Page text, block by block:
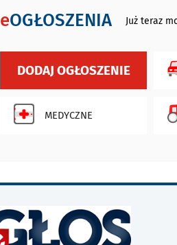
eOGŁOSZENIA Już teraz
DODAJ OGŁOSZENIE
MEDYCZNE